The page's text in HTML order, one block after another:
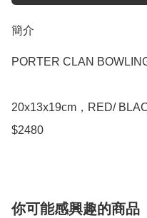
簡介
PORTER CLAN
20x13x19cm，RED/
$2480
你可能感興趣的商品